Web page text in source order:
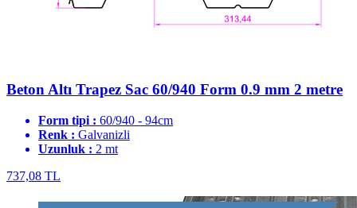
Beton Altı Trapez Sac 60/940 Form 0.9 mm 2 metre
Form tipi : 60/940 - 94cm
Renk : Galvanizli
Uzunluk : 2 mt
737,08 TL